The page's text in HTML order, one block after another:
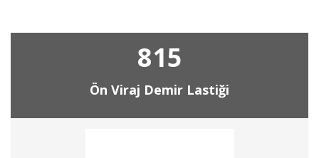
815
Ön Viraj Demir Lastiği